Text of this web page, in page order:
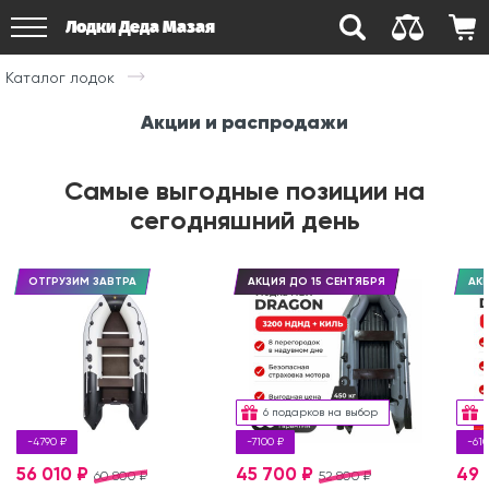
Лодки Деда Мазая
Каталог лодок
Акции и распродажи
Самые выгодные позиции на
сегодняшний день
-4790 ₽
ОТГРУЗИМ ЗАВТРА
60 800 ₽
56 010 ₽
6 подарков на выбор
-7100 ₽
АКЦИЯ ДО 15 СЕНТЯБРЯ
52 800 ₽
45 700 ₽
-
49